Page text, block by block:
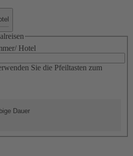
Hotel
Sie die Pfeiltasten zum
Dauer